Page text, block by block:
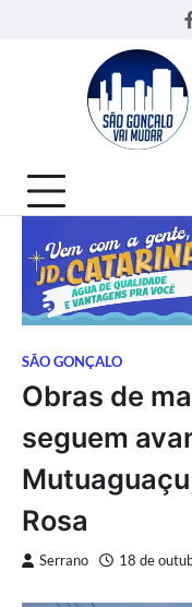
SÃO GONÇALO
Obras de
seguem
Rosa
Serrano 18 de